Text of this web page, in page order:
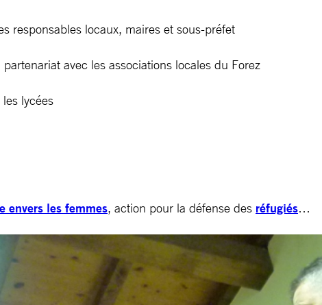
responsables locaux, maires et sous-préfet
avec les associations locales du Forez
lycées
envers les femmes, action pour la défense des réfugiés…